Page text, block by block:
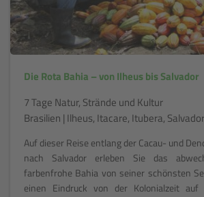
Die Rota Bahia – von Ilheus bis Salvador
7 Tage Natur, Strände und Kultur
Brasilien | Ilheus, Itacare, Itubera, Salvador
Auf dieser Reise entlang der Cacau- und
nach Salvador erleben Sie das
farbenfrohe Bahia von seiner schönsten
einen Eindruck von der Kolonialzeit auf